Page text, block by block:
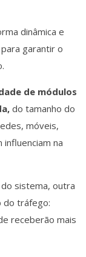
dinâmica e
garantir o
de módulos
do tamanho do
móveis,
na
sistema, outra
do tráfego:
receberão mais